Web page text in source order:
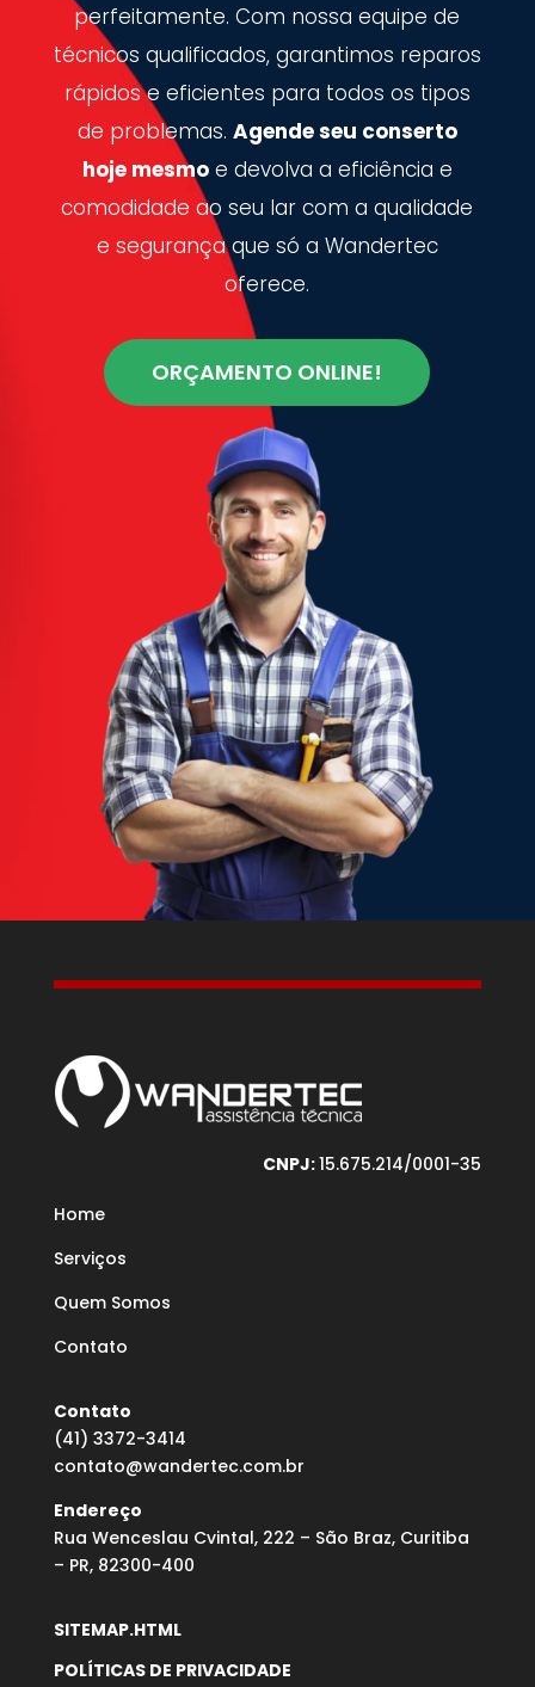
perfeitamente. Com nossa equipe de
técnicos qualificados, garantimos reparos
rápidos e eficientes para todos os tipos
de problemas. Agende seu conserto
hoje mesmoe devolva a eficiência e
comodidade ao seu lar com a qualidade
e segurança que só a Wandertec
oferece.
ORÇAMENTO ONLINE!
CNPJ:15.675.214/0001-35
Home
Serviços
Quem Somos
Contato
Contato
(41) 3372-3414
contato@wandertec.com.br
Endereço
Rua Wenceslau Cvintal, 222 – São Braz, Curitiba
– PR, 82300-400
SITEMAP.HTML
POLÍTICAS DE PRIVACIDADE